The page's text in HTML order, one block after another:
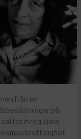
från en
på
in reguljära
brottslighet